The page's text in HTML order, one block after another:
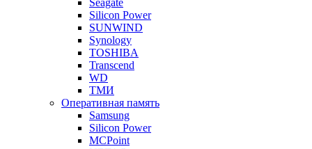
Seagate
Silicon Power
SUNWIND
Synology
TOSHIBA
Transcend
WD
ТМИ
Оперативная память
Samsung
Silicon Power
MCPoint